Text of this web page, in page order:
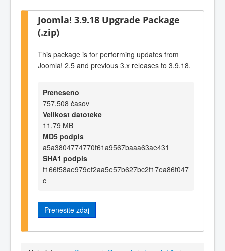
Joomla! 3.9.18 Upgrade Package
(.zip)
This package is for performing updates from
Joomla! 2.5 and previous 3.x releases to 3.9.18.
Preneseno
757,508 časov
Velikost datoteke
11,79 MB
MD5 podpis
a5a3804774770f61a9567baaa63ae431
SHA1 podpis
f166f58ae979ef2aa5e57b627bc2f17ea86f047
c
Prenesite zdaj